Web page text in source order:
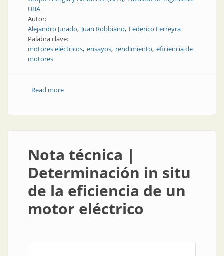
UBA
Autor:
Alejandro Jurado Juan Robbiano Federico Ferreyra
Palabra clave:
motores eléctricos ensayos rendimiento eficiencia de
motores
Read moreabout Distribución | Determinación in situ de la
Nota técnica |
Determinación in situ
de la eficiencia de un
motor eléctrico